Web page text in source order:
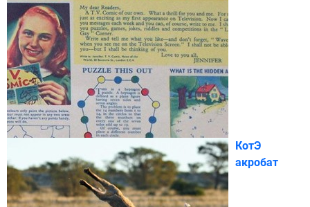
КотЭ
акробат